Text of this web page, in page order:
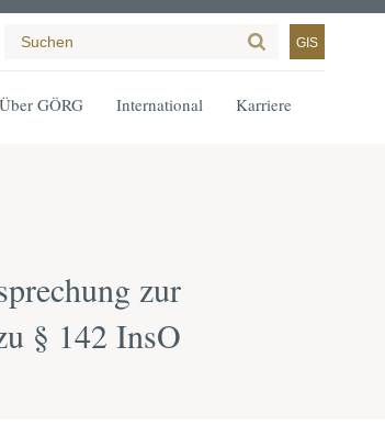
GIS
Über GÖRG International Karriere
zur
§ 142 InsO